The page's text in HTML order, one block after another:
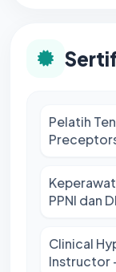
Pelatih
PPNI dan
Clinical
Instructor